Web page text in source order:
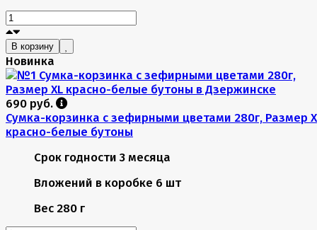
В корзину
Новинка
690 руб.
Сумка-корзинка с зефирными цветами 280г, Размер
красно-белые бутоны
Срок годности 3 месяца
Вложений в коробке 6 шт
Вес 280 г